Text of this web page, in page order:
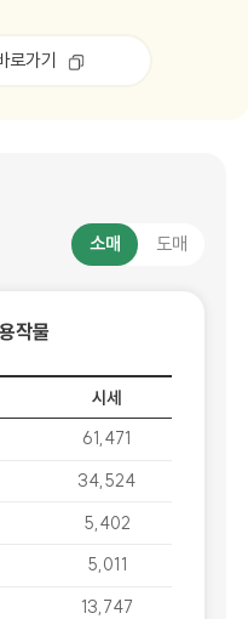
로가기
소매 도매
작물
시세
61,471
34,524
5,402
5,011
13,747